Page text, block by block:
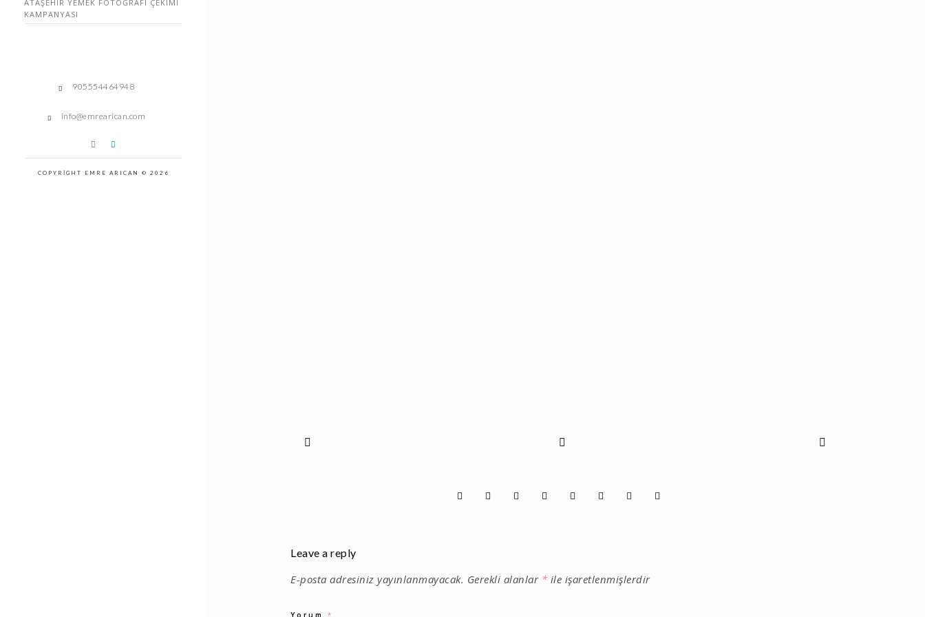
ATAŞEHIR YEMEK FOTOĞRAFI ÇEKIMI
KAMPANYASI
905554464948
info@emrearican.com
COPYRIGHT EMRE ARICAN © 2026
Leave a reply
E-posta adresiniz yayınlanmayacak. Gerekli alanlar *ile işaretlenmişlerdir
Yorum *